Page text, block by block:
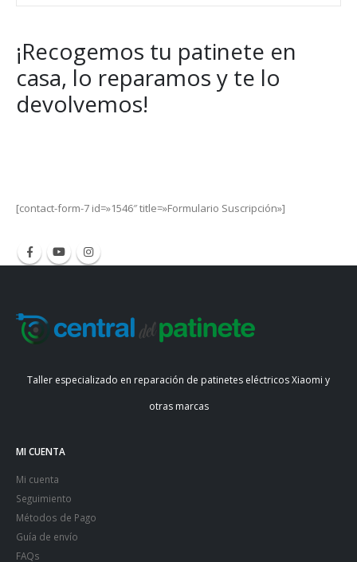
¡Recogemos tu patinete en
casa, lo reparamos y te lo
devolvemos!
[contact-form-7 id=»1546″ title=»Formulario Suscripción»]
Taller especializado en reparación de patinetes eléctricos Xiaomi y
otras marcas
MI CUENTA
Mi cuenta
Seguimiento
Métodos de Pago
Guía de envío
FAQs